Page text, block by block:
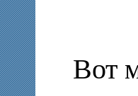
Вот